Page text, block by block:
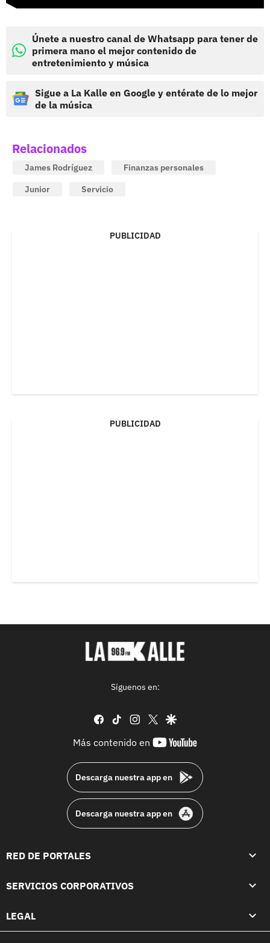
Únete a nuestro canal de Whatsapp para tener de
primera mano el mejor contenido de
entretenimiento y música
Sigue a La Kalle en Google y entérate de lo mejor
de la música
Relacionados
James Rodríguez
Finanzas personales
Junior
Servicio
PUBLICIDAD
PUBLICIDAD
Síguenos en:
facebook
tiktok instagram
twittergoogle
Más contenido en
youtube-
Descarga nuestra app en
Descarga nuestra app en
RED DE PORTALES
SERVICIOS CORPORATIVOS
LEGAL